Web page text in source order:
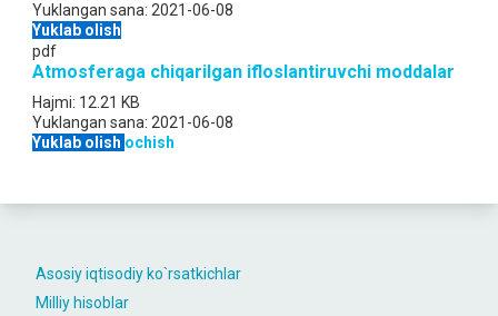
Asosiy iqtisodiy ko`rsatkichlar
Milliy hisoblar
Yuklangan sana: 2021-06-08
Yuklab olish
pdf
Atmosferaga chiqarilgan ifloslantiruvchi moddalar
Hajmi: 12.21 KB
Yuklangan sana: 2021-06-08
Yuklab olish ochish